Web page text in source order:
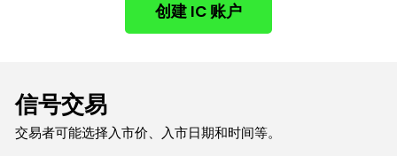
创建 IC 账户
信号交易
交易者可能选择入市价、入市日期和时间等。